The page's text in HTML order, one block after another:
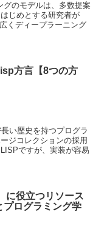
グのモデルは、多数提案
じめとする研究者が
くディープラーニング
方言【8つの方
い歴史を持つプログラ
ジコレクションの採用
ですが、実装が容易
に役立つリソース
プログラミング学